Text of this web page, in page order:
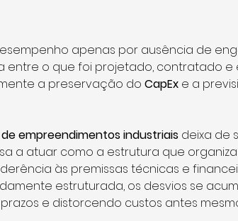
apenas por ausência de
o que foi projetado, contratado e
a preservação do CapEx e a
empreendimentos industriais deixa de
a atuar como a estrutura que
às premissas técnicas e
estruturada, os desvios se
e distorcendo custos antes